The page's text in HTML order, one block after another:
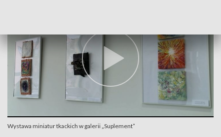
Wystawa miniatur tkackich w galerii „Suplement”